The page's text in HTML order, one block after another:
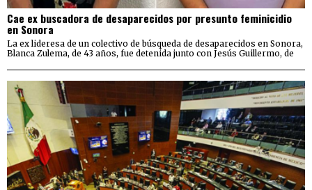
Cae ex buscadora de desaparecidos por presunto feminicidio
en Sonora
La ex lideresa de un colectivo de búsqueda de desaparecidos en Sonora,
Blanca Zulema, de 43 años, fue detenida junto con Jesús Guillermo, de